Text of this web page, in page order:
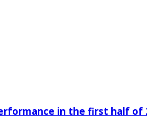
in the first half